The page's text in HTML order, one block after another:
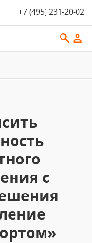
+7 (495) 231-20-02
с